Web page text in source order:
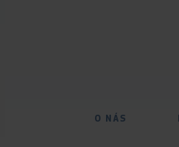
O NÁS